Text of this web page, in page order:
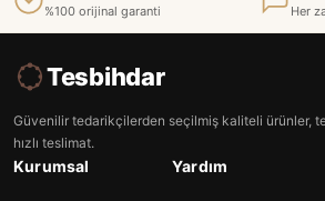
%100 orijinal garanti Her
Tesbihdar
Güvenilir tedarikçilerden seçilmiş kaliteli ürünler,
hızlı teslimat.
Kurumsal Yardım